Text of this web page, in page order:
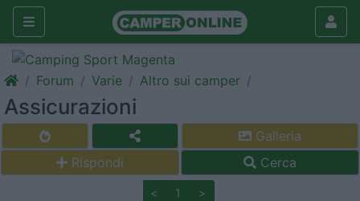
Forum Varie Altro sui camper
Assicurazioni
Galleria
Rispondi
Cerca
< 1 >